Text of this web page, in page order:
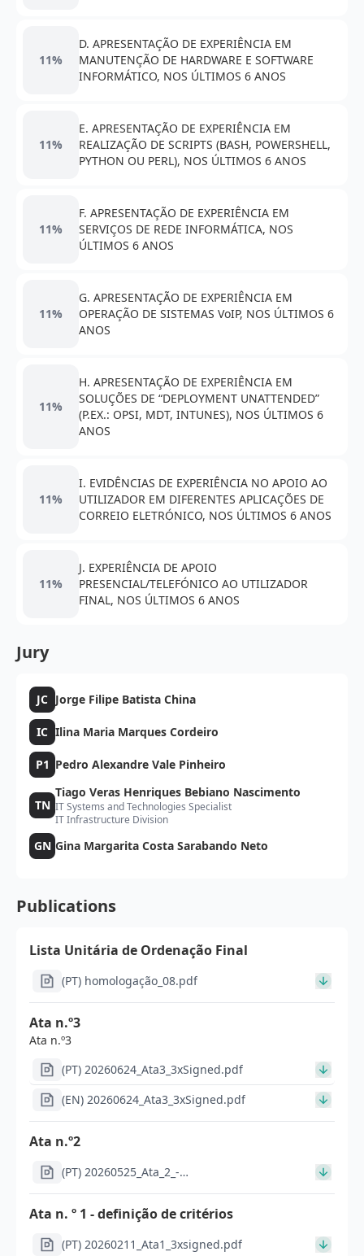
11%
D. APRESENTAÇÃO DE EXPERIÊNCIA EM
MANUTENÇÃO DE HARDWARE E SOFTWARE
INFORMÁTICO, NOS ÚLTIMOS 6 ANOS
11%
E. APRESENTAÇÃO DE EXPERIÊNCIA EM
REALIZAÇÃO DE SCRIPTS (BASH, POWERSHELL,
PYTHON OU PERL), NOS ÚLTIMOS 6 ANOS
11%
F. APRESENTAÇÃO DE EXPERIÊNCIA EM
SERVIÇOS DE REDE INFORMÁTICA, NOS
ÚLTIMOS 6 ANOS
11%
G. APRESENTAÇÃO DE EXPERIÊNCIA EM
OPERAÇÃO DE SISTEMAS VoIP, NOS ÚLTIMOS 6
ANOS
11%
H. APRESENTAÇÃO DE EXPERIÊNCIA EM
SOLUÇÕES DE “DEPLOYMENT UNATTENDED”
(P.EX.: OPSI, MDT, INTUNES), NOS ÚLTIMOS 6
ANOS
11%
I. EVIDÊNCIAS DE EXPERIÊNCIA NO APOIO AO
UTILIZADOR EM DIFERENTES APLICAÇÕES DE
CORREIO ELETRÓNICO, NOS ÚLTIMOS 6 ANOS
11%
J. EXPERIÊNCIA DE APOIO
PRESENCIAL/TELEFÓNICO AO UTILIZADOR
FINAL, NOS ÚLTIMOS 6 ANOS
Jury
JC Jorge Filipe Batista China
IC Ilina Maria Marques Cordeiro
P1 Pedro Alexandre Vale Pinheiro
TN
Tiago Veras Henriques Bebiano Nascimento
IT Systems and Technologies Specialist
IT Infrastructure Division
GN Gina Margarita Costa Sarabando Neto
Publications
Lista Unitária de Ordenação Final
(PT) homologação_08.pdf
Ata n.º3
Ata n.º3
(PT) 20260624_Ata3_3xSigned.pdf
(EN) 20260624_Ata3_3xSigned.pdf
Ata n.º2
(PT) 20260525_Ata_2_-
_Admissao_ou_exclusao_signed_signed_signed.pdf
Ata n. º 1 - definição de critérios
(PT) 20260211_Ata1_3xsigned.pdf